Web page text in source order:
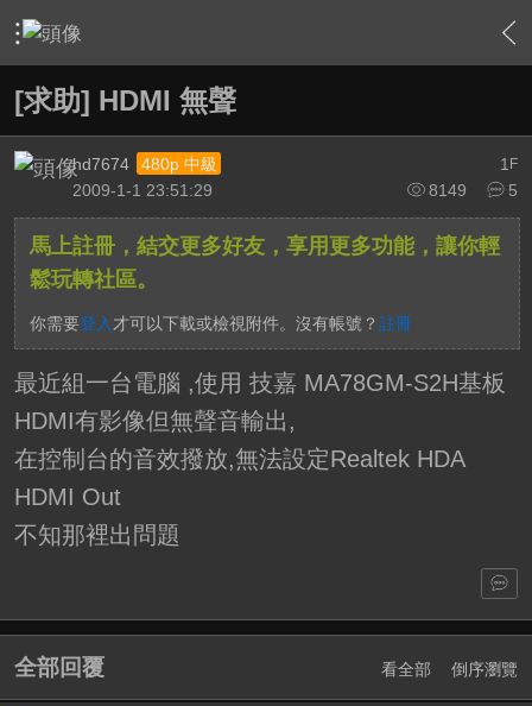
› 軟硬體相關技術 › HTPC 相關軟硬體技術及運用 › 內容
[求助] HDMI 無聲
1 F
hd7674
480p 中級
8149
5
2009-1-1 23:51:29
馬上註冊，結交更多好友，享用更多功能，讓你輕
鬆玩轉社區。
你需要登入 才可以下載或檢視附件。沒有帳號？ 註冊
最近組一台電腦 ,使用 技嘉 MA78GM-S2H基板
HDMI有影像但無聲音輸出,
在控制台的音效撥放,無法設定Realtek HDA
HDMI Out
不知那裡出問題
全部回覆 看全部 倒序瀏覽